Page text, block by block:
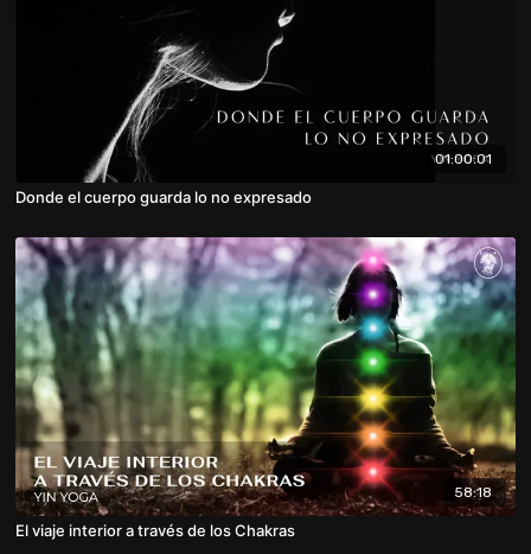
01:00:01
Donde el cuerpo guarda lo no expresado
58:18
El viaje interior a través de los Chakras